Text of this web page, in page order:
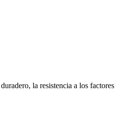
la resistencia a los factores